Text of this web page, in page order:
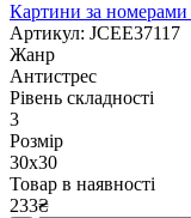
Картини за номерами
Артикул: JCEE37117
Жанр
Антистрес
Рівень складності
3
Розмір
30х30
Товар в наявності
233₴